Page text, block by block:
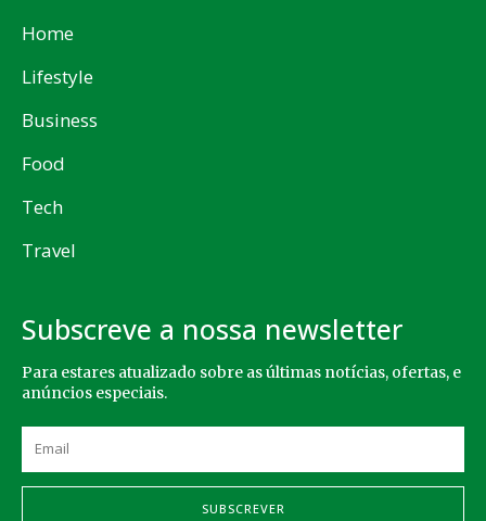
Home
Lifestyle
Business
Food
Tech
Travel
Subscreve a nossa newsletter
Para estares atualizado sobre as últimas notícias, ofertas, e
anúncios especiais.
SUBSCREVER